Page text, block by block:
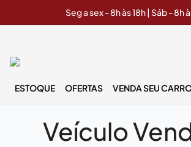
Seg a sex - 8h às 18h | Sáb - 8h
ESTOQUE OFERTAS VENDA SEU
Veículo